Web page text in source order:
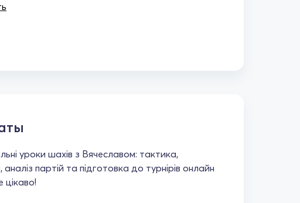
уроки шахів з Вячеславом: тактика,
аналіз партій та підготовка до турнірів онлайн
цікаво!